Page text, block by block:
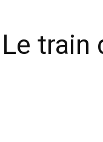
train